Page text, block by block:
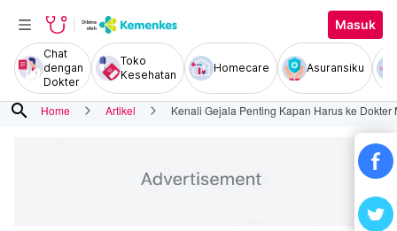
Masuk
Chat
dengan
Dokter
Toko
Kesehatan
Homecare Asuransiku
search Home Artikel Kenali Gejala Penting Kapan Harus ke Dokter